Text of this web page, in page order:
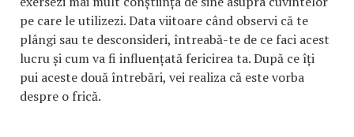
pe care le utilizezi. Data viitoare când observi că te
plângi sau te desconsideri, întreabă-te de ce faci acest
lucru și cum va fi influențată fericirea ta. După ce îți
pui aceste două întrebări, vei realiza că este vorba
despre o frică.